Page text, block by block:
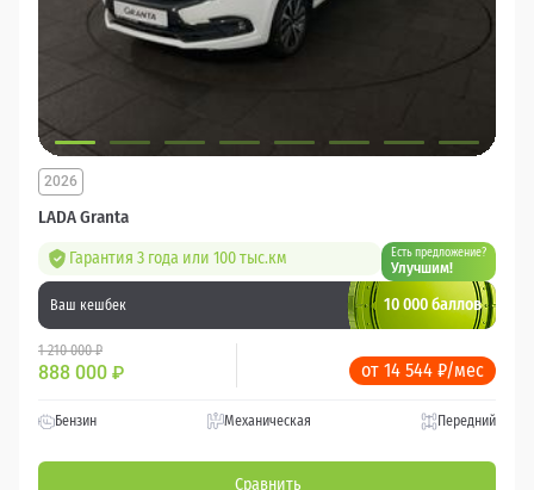
LADA Granta
2026
Гарантия 3 года или 100 тыс.км Есть предложение?
Улучшим!
Ваш кешбек 10 000 баллов
1 210 000 ₽
888 000 ₽ от 14 544 ₽/мес
Бензин Механическая Передний
Сравнить